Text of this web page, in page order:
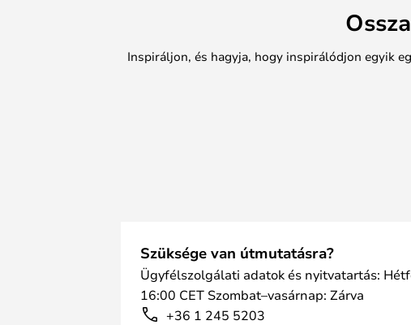
Inspiráljon, és hagyja, hogy inspirálódjon egyik
Szüksége van útmutatásra?
Ügyfélszolgálati adatok és nyitvatartás:
16:00 CET Szombat–vasárnap: Zárva
+36 1 245 5203